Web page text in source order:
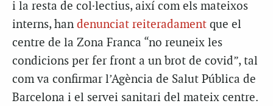
i la resta de col·lectius, així com els mateixos
interns, han denunciat reiteradament que el
centre de la Zona Franca “no reuneix les
condicions per fer front a un brot de covid”, tal
com va confirmar l’Agència de Salut Pública de
Barcelona i el servei sanitari del mateix centre.